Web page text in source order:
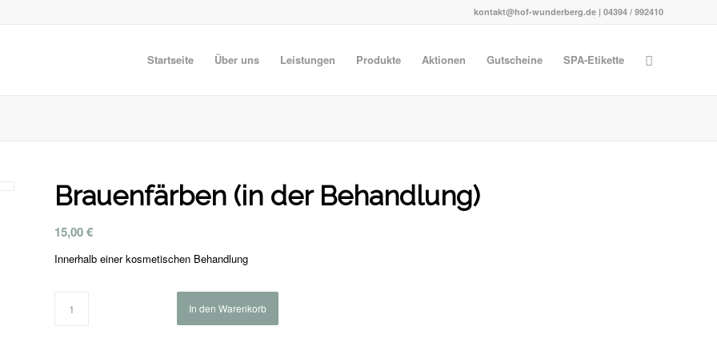
kontakt@hof-wunderberg.de | 04394 / 992410
Startseite Über uns Leistungen Produkte Aktionen Gutscheine SPA-Etikette
Brauenfärben (in der Behandlung)
15,00€
Innerhalb einer kosmetischen Behandlung
In den Warenkorb